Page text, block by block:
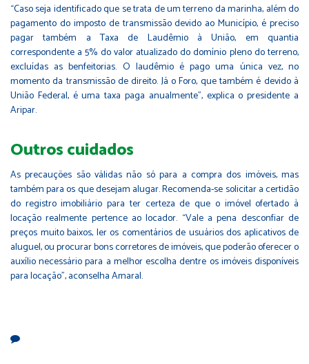
“Caso seja identificado que se trata de um terreno da marinha, além do
pagamento do imposto de transmissão devido ao Município, é preciso
pagar também a Taxa de Laudêmio à União, em quantia
correspondente a 5% do valor atualizado do domínio pleno do terreno,
excluídas as benfeitorias. O laudêmio é pago uma única vez, no
momento da transmissão de direito. Já o Foro, que também é devido à
União Federal, é uma taxa paga anualmente”, explica o presidente a
Aripar.
Outros cuidados
As precauções são válidas não só para a compra dos imóveis, mas
também para os que desejam alugar. Recomenda-se solicitar a certidão
do registro imobiliário para ter certeza de que o imóvel ofertado à
locação realmente pertence ao locador. “Vale a pena desconfiar de
preços muito baixos, ler os comentários de usuários dos aplicativos de
aluguel, ou procurar bons corretores de imóveis, que poderão oferecer o
auxílio necessário para a melhor escolha dentre os imóveis disponíveis
para locação”, aconselha Amaral.